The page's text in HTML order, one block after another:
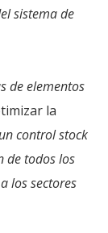
sistema de
de elementos
la
control stock
de todos los
los sectores